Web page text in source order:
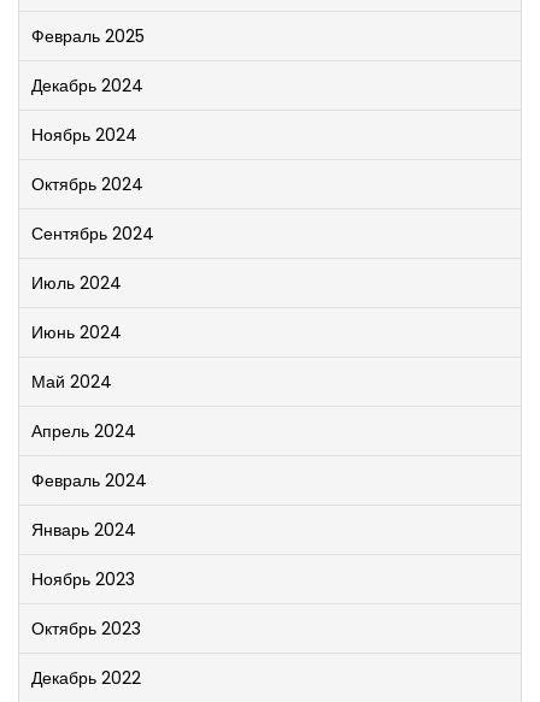
Февраль 2025
Декабрь 2024
Ноябрь 2024
Октябрь 2024
Сентябрь 2024
Июль 2024
Июнь 2024
Май 2024
Апрель 2024
Февраль 2024
Январь 2024
Ноябрь 2023
Октябрь 2023
Декабрь 2022